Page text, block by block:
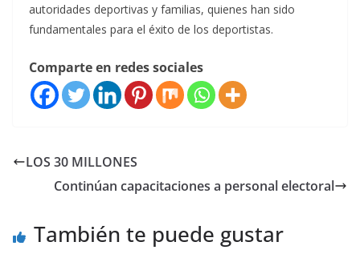
autoridades deportivas y familias, quienes han sido
fundamentales para el éxito de los deportistas.
Comparte en redes sociales
LOS 30 MILLONES
Continúan capacitaciones a personal electoral
También te puede gustar